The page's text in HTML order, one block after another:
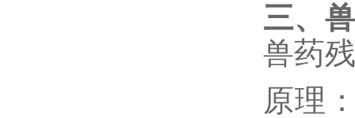
三、
兽药
原理